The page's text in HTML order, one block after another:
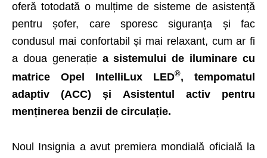
oferă totodată o mulțime de sisteme de asistență
pentru șofer, care sporesc siguranța și fac
condusul mai confortabil și mai relaxant, cum ar fi
a doua generație a sistemului de iluminare cu
matrice Opel IntelliLux LED®, tempomatul
adaptiv (ACC) și Asistentul activ pentru
menținerea benzii de circulație.
Noul Insignia a avut premiera mondială oficială la